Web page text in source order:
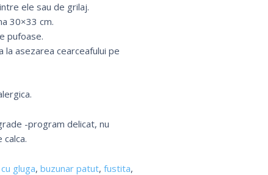
ele sau de grilaj.
30×33 cm.
pufoase.
asezarea cearceafului pe
-program delicat, nu
gluga, buzunar patut, fustita,